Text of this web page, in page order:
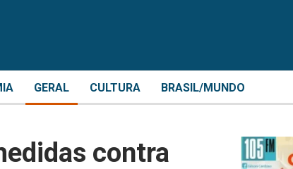
GERAL CULTURA BRASIL/MUNDO
contra